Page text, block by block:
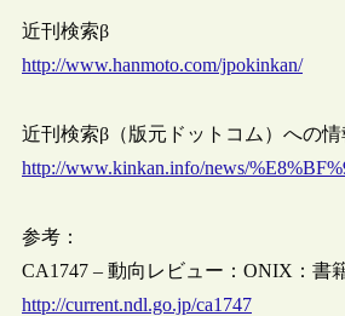
近刊検索β
http://www.hanmoto.com/jpokinkan/
近刊検索β（版元ドットコム）への情
http://www.kinkan.info/news/
参考：
CA1747 – 動向レビュー：ONIX：書
http://current.ndl.go.jp/ca1747